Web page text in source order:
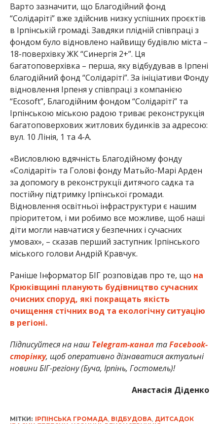
Варто зазначити, що Благодійний фонд
“Солідаріті” вже здійснив низку успішних проєктів
в Ірпінській громаді. Завдяки плідній співпраці з
фондом було відновлено найвищу будівлю міста –
18-поверхівку ЖК “Синергія 2+”. Ця
багатоповерхівка – перша, яку відбудував в Ірпені
благодійний фонд “Солідаріті”. За ініціативи Фонду
відновлення Ірпеня у співпраці з компанією
“Ecosoft”, Благодійним фондом “Солідаріті” та
Ірпінською міською радою триває реконструкція
багатоповерхових житлових будинків за адресою:
вул. 10 Лінія, 1 та 4-А.
«Висловлюю вдячність Благодійному фонду
«Солідаріті» та Голові фонду Матьйо-Марі Арден
за допомогу в реконструкції дитячого садка та
постійну підтримку Ірпінської громади.
Відновлення освітньої інфраструктури є нашим
пріоритетом, і ми робимо все можливе, щоб наші
діти могли навчатися у безпечних і сучасних
умовах», – сказав перший заступник Ірпінського
міського голови Андрій Кравчук.
Раніше Інформатор БІГ розповідав про те, що на
Крюківщині планують будівництво сучасних
очисних споруд, які покращать якість
очищення стічних вод та екологічну ситуацію
в регіоні.
Підписуйтеся на наш Telegram-канал таFacebook-
сторінку, щоб оперативно дізнаватися актуальні
новини БІГ-регіону (Буча, Ірпінь, Гостомель)!
Анастасія Діденко
МІТКИ: ІРПІНСЬКА ГРОМАДА ВІДБУДОВА ДИТСАДОК